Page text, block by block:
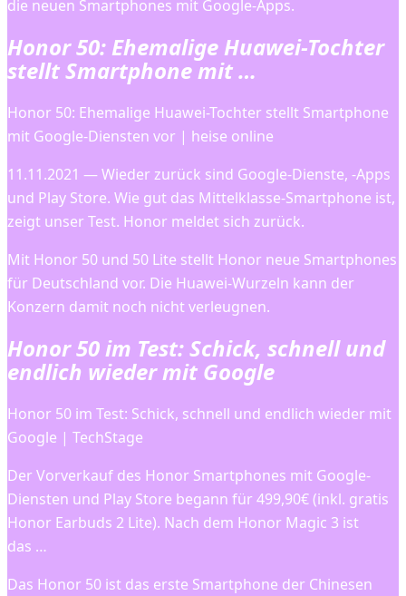
die neuen Smartphones mit Google-Apps.
Honor 50: Ehemalige Huawei-Tochter
stellt Smartphone mit …
Honor 50: Ehemalige Huawei-Tochter stellt Smartphone
mit Google-Diensten vor | heise online
11.11.2021 — Wieder zurück sind Google-Dienste, -Apps
und Play Store. Wie gut das Mittelklasse-Smartphone ist,
zeigt unser Test. Honor meldet sich zurück.
Mit Honor 50 und 50 Lite stellt Honor neue Smartphones
für Deutschland vor. Die Huawei-Wurzeln kann der
Konzern damit noch nicht verleugnen.
Honor 50 im Test: Schick, schnell und
endlich wieder mit Google
Honor 50 im Test: Schick, schnell und endlich wieder mit
Google | TechStage
Der Vorverkauf des Honor Smartphones mit Google-
Diensten und Play Store begann für 499,90€ (inkl. gratis
Honor Earbuds 2 Lite). Nach dem Honor Magic 3 ist
das …
Das Honor 50 ist das erste Smartphone der Chinesen